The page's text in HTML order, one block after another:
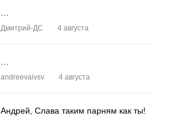
Дмитрий-ДС 4 августа
andreevaivsv 4 августа
Андрей, Слава таким парням как ты!